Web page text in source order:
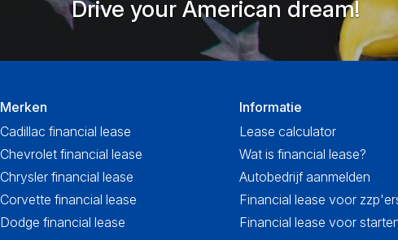
Drive your American dream!
Merken
Cadillac financial lease
Chevrolet financial lease
Chrysler financial lease
Corvette financial lease
Dodge financial lease
Informatie
Lease calculator
Wat is financial lease?
Autobedrijf aanmelden
Financial lease voor
Financial lease voor